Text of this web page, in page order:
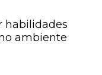
habilidades
ambiente